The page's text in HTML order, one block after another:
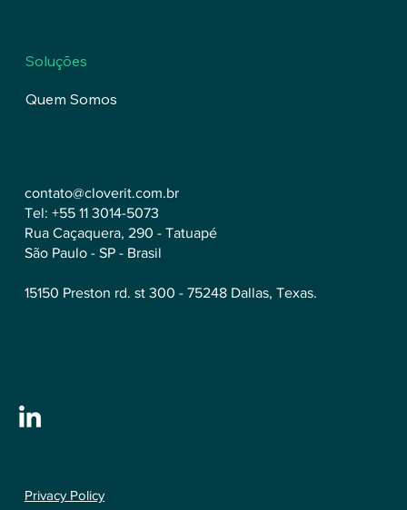
Soluções
Quem Somos
contato@cloverit.com.br
Tel: +55 11 3014-5073
Rua Caçaquera, 290 - Tatuapé
São Paulo - SP - Brasil
15150 Preston rd. st 300 - 75248 Dallas, Texas.
Privacy Policy